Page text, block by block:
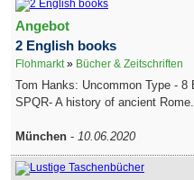
Angebot
2 English books
Flohmarkt» Bücher & Zeitschriften
Tom Hanks: Uncommon Type - 8
SPQR- A history of ancient
München - 10.06.2020